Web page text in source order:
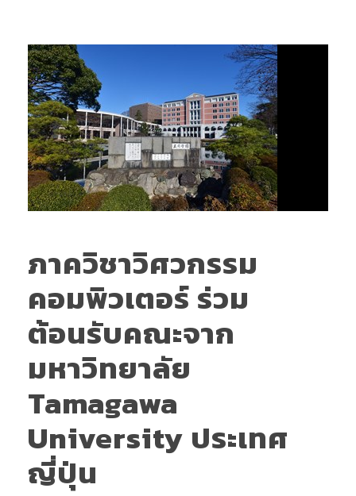
ภาควิชาวิศวกรรม
คอมพิวเตอร์ ร่วม
ต้อนรับคณะจาก
มหาวิทยาลัย
Tamagawa
University ประเทศ
ญี่ปุ่น